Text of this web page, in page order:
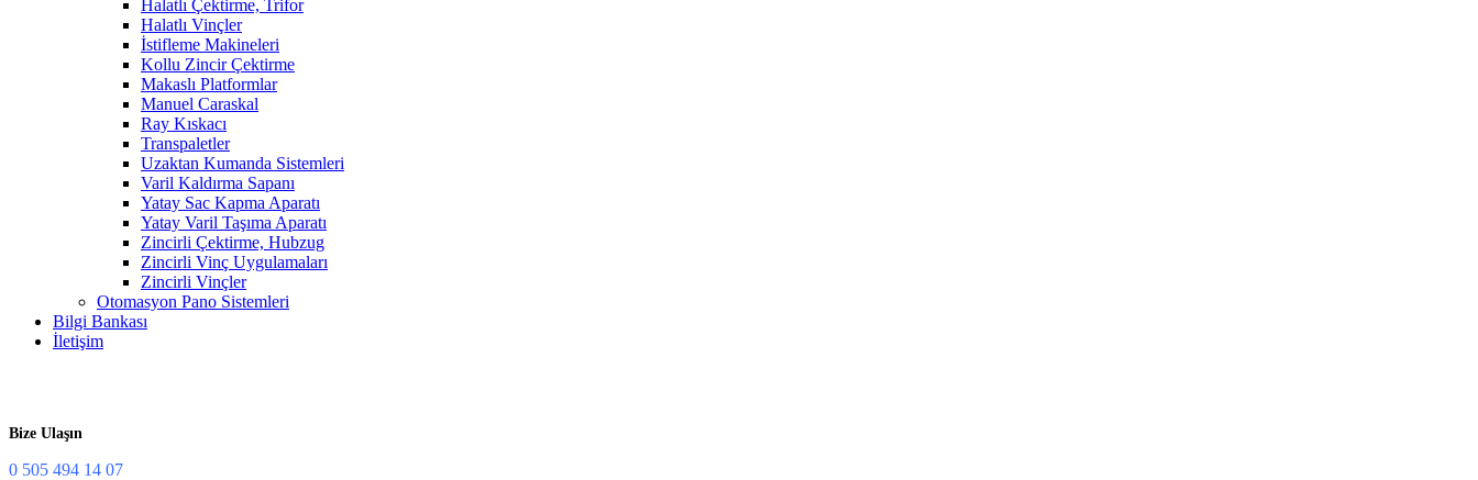
Halatlı Çektirme, Trifor
Halatlı Vinçler
İstifleme Makineleri
Kollu Zincir Çektirme
Makaslı Platformlar
Manuel Caraskal
Ray Kıskacı
Transpaletler
Uzaktan Kumanda Sistemleri
Varil Kaldırma Sapanı
Yatay Sac Kapma Aparatı
Yatay Varil Taşıma Aparatı
Zincirli Çektirme, Hubzug
Zincirli Vinç Uygulamaları
Zincirli Vinçler
Otomasyon Pano Sistemleri
Bilgi Bankası
İletişim
Bize Ulaşın
0 505 494 14 07